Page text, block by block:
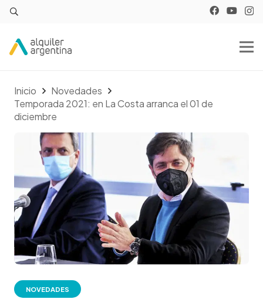
Inicio
Novedades
Temporada 2021: en La Costa arranca el 01 de
diciembre
NOVEDADES